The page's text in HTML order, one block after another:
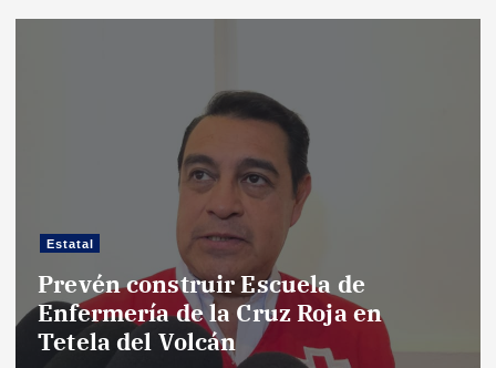
Estatal
Prevén construir Escuela de
Enfermería de la Cruz Roja en
Tetela del Volcán